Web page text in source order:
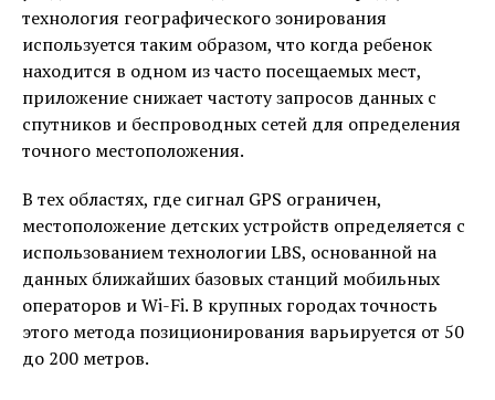
технология географического зонирования
используется таким образом, что когда ребенок
находится в одном из часто посещаемых мест,
приложение снижает частоту запросов данных с
спутников и беспроводных сетей для определения
точного местоположения.
В тех областях, где сигнал GPS ограничен,
местоположение детских устройств определяется с
использованием технологии LBS, основанной на
данных ближайших базовых станций мобильных
операторов и Wi-Fi. В крупных городах точность
этого метода позиционирования варьируется от 50
до 200 метров.